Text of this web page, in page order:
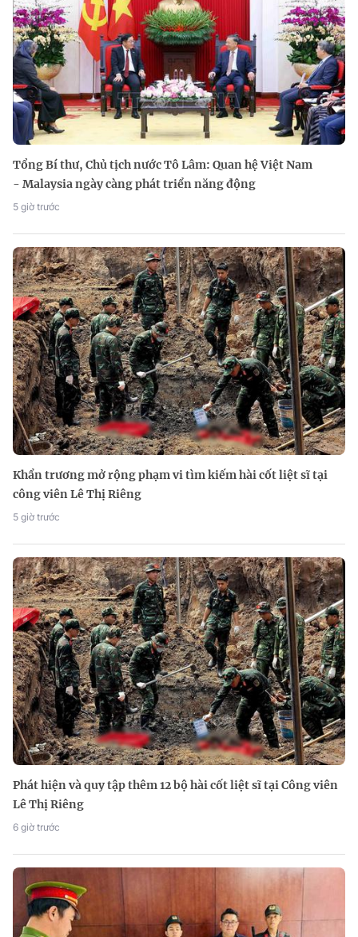
Tổng Bí thư, Chủ tịch nước Tô Lâm: Quan hệ Việt Nam
- Malaysia ngày càng phát triển năng động
5 giờ trước
Khẩn trương mở rộng phạm vi tìm kiếm hài cốt liệt sĩ tại
công viên Lê Thị Riêng
5 giờ trước
Phát hiện và quy tập thêm 12 bộ hài cốt liệt sĩ tại Công viên
Lê Thị Riêng
6 giờ trước